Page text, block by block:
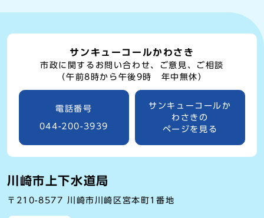
サンキューコールかわさき
市政に関するお問い合わせ、ご意見、ご相談
（午前8時から午後9時 年中無休）
電話番号
044-200-3939
サンキューコールか
わさきの
ページを見る
川崎市上下水道局
〒210-8577 川崎市川崎区宮本町1番地